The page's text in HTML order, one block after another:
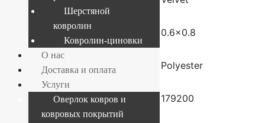
Размер (м) 0.6×0.8
Состав Polyester
Плотность 179200
Шерстяной
ковролин
Ковролин-циновки
О нас
Доставка и оплата
Услуги
Оверлок ковров и
ковровых покрытий